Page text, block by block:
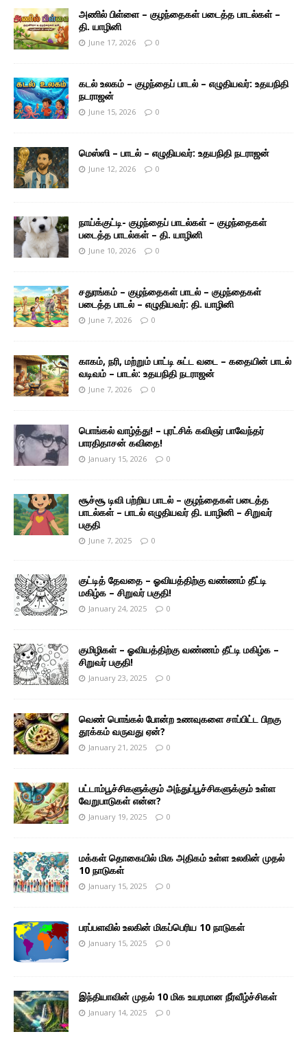
அணில் பிள்ளை – குழந்தைகள் படைத்த பாடல்கள் –
தி. யாழினி
June 17, 2026 0
கடல் உலகம் – குழந்தைப் பாடல் – எழுதியவர்: உதயநிதி
நடராஜன்
June 15, 2026 0
மெஸ்ஸி – பாடல் – எழுதியவர்: உதயநிதி நடராஜன்
June 12, 2026 0
நாய்க்குட்டி- குழந்தைப் பாடல்கள் – குழந்தைகள்
படைத்த பாடல்கள் – தி. யாழினி
June 10, 2026 0
சதுரங்கம் – குழந்தைகள் பாடல் – குழந்தைகள்
படைத்த பாடல் – எழுதியவர்: தி. யாழினி
June 7, 2026 0
காகம், நரி, மற்றும் பாட்டி சுட்ட வடை – கதையின் பாடல்
வடிவம் – பாடல்: உதயநிதி நடராஜன்
June 7, 2026 0
பொங்கல் வாழ்த்து! – புரட்சிக் கவிஞர் பாவேந்தர்
பாரதிதாசன் கவிதை!
January 15, 2026 0
சூச்சூ டிவி பற்றிய பாடல் – குழந்தைகள் படைத்த
பாடல்கள் – பாடல் எழுதியவர் தி. யாழினி – சிறுவர்
பகுதி
June 7, 2025 0
குட்டித் தேவதை – ஓவியத்திற்கு வண்ணம் தீட்டி
மகிழ்க – சிறுவர் பகுதி!
January 24, 2025 0
குமிழிகள் – ஓவியத்திற்கு வண்ணம் தீட்டி மகிழ்க –
சிறுவர் பகுதி!
January 23, 2025 0
வெண் பொங்கல் போன்ற உணவுகளை சாப்பிட்ட பிறகு
தூக்கம் வருவது ஏன்?
January 21, 2025 0
பட்டாம்பூச்சிகளுக்கும் அந்துப்பூச்சிகளுக்கும் உள்ள
வேறுபாடுகள் என்ன?
January 19, 2025 0
மக்கள் தொகையில் மிக அதிகம் உள்ள உலகின் முதல்
10 நாடுகள்
January 15, 2025 0
பரப்பளவில் உலகின் மிகப்பெரிய 10 நாடுகள்
January 15, 2025 0
இந்தியாவின் முதல் 10 மிக உயரமான நீர்வீழ்ச்சிகள்
January 14, 2025 0